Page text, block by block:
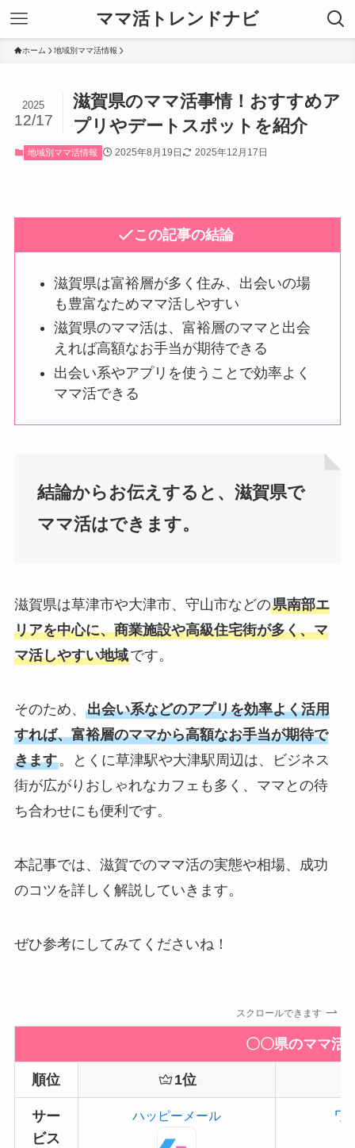
ママ活トレンドナビ
ホーム 地域別ママ活情報
滋賀県のママ活事情！おすすめア
プリやデートスポットを紹介
2025
12/17
地域別ママ活情報 2025年8月19日 2025年12月17日
この記事の結論
滋賀県は富裕層が多く住み、出会いの場
も豊富なためママ活しやすい
滋賀県のママ活は、富裕層のママと出会
えれば高額なお手当が期待できる
出会い系やアプリを使うことで効率よく
ママ活できる
結論からお伝えすると、滋賀県で
ママ活はできます。
滋賀県は草津市や大津市、守山市などの県南部エ
リアを中心に、商業施設や高級住宅街が多く、マ
マ活しやすい地域です。
そのため、 出会い系などのアプリを効率よく活用
すれば、富裕層のママから高額なお手当が期待で
きます。とくに草津駅や大津駅周辺は、ビジネス
街が広がりおしゃれなカフェも多く、ママとの待
ち合わせにも便利です。
本記事では、滋賀でのママ活の実態や相場、成功
のコツを詳しく解説していきます。
ぜひ参考にしてみてくださいね！
スクロールできます
〇〇県のママ活
順位 1位
サー
ビス
ハッピーメール ワ